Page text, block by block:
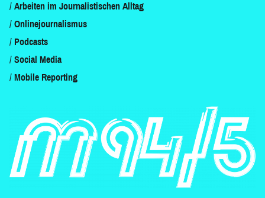
Arbeiten im Journalistischen Alltag
Onlinejournalismus
Podcasts
Social Media
Mobile Reporting